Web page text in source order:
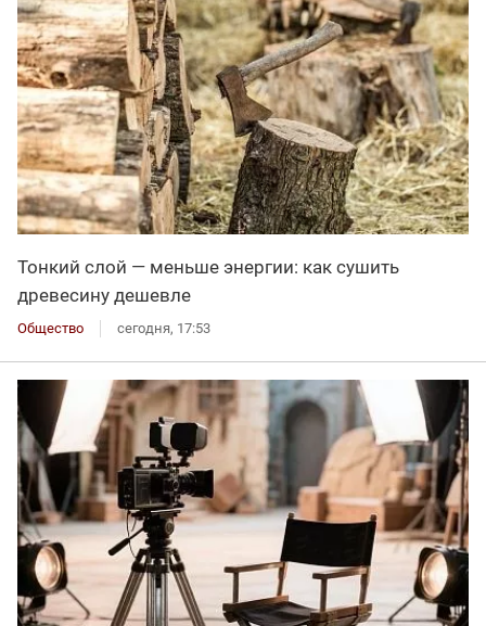
Тонкий слой — меньше энергии: как сушить
древесину дешевле
Общество сегодня, 17:53